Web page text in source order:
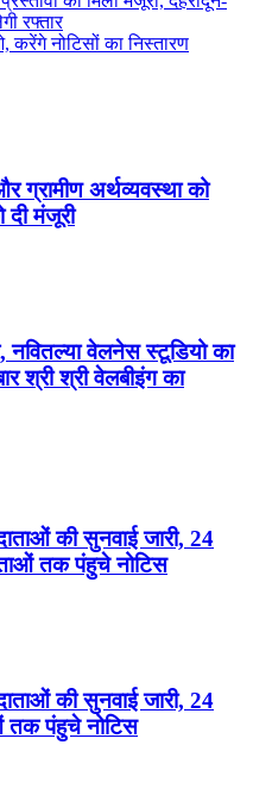
रफ्तार
करेंगे नोटिसों का निस्तारण
ग्रामीण अर्थव्यवस्था को
दी मंजूरी
नवितल्या वेलनेस स्टूडियो का
श्री श्री वेलबीइंग का
की सुनवाई जारी, 24
तक पंहुचे नोटिस
की सुनवाई जारी, 24
पंहुचे नोटिस